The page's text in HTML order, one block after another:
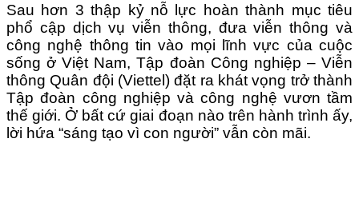
Sau hơn 3 thập kỷ nỗ lực hoàn thành mục tiêu
phổ cập dịch vụ viễn thông, đưa viễn thông và
công nghệ thông tin vào mọi lĩnh vực của cuộc
sống ở Việt Nam, Tập đoàn Công nghiệp – Viễn
thông Quân đội (Viettel) đặt ra khát vọng trở thành
Tập đoàn công nghiệp và công nghệ vươn tầm
thế giới. Ở bất cứ giai đoạn nào trên hành trình ấy,
lời hứa “sáng tạo vì con người” vẫn còn mãi.